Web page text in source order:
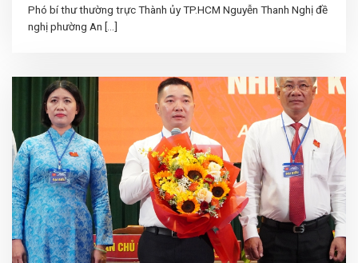
Phó bí thư thường trực Thành ủy TP.HCM Nguyễn Thanh Nghị đề
nghị phường An [...]